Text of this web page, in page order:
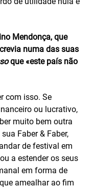
Mendonça, que
numa das suas
que «este país não
com isso. Se
ou lucrativo,
muito bem outra
Faber & Faber,
de festival em
a estender os seus
em forma de
amealhar ao fim